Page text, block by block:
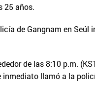
25 años.
de Gangnam en Seúl
de las 8:10 p.m.
inmediato llamó a la